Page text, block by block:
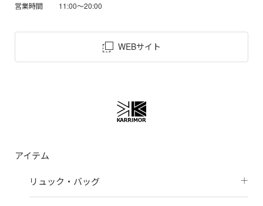
営業時間 11:00～20:00
WEBサイト
アイテム
リュック・バッグ